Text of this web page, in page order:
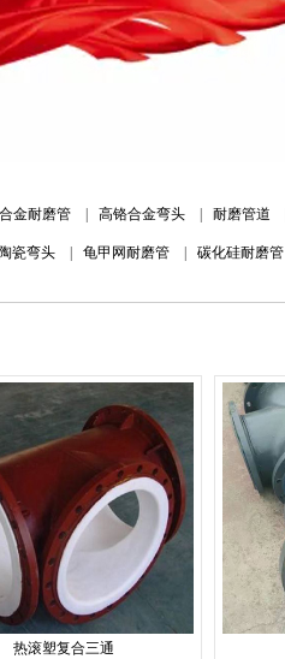
金耐磨管 高铬合金弯头 耐磨管道
瓷弯头 龟甲网耐磨管 碳化硅耐磨管
热滚塑复合三通